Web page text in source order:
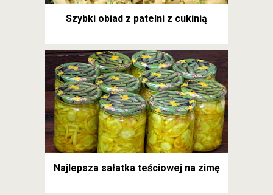
Szybki obiad z patelni z cukinią
Najlepsza sałatka teściowej na zimę